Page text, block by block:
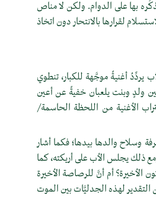
بها على الدوام. ولكن لا مناص
لقرارها بالانتحار دون اتخاذ
يردِّدُ أغنيةً موجَّهة للكبار، تنطوي
ولدٍ وبنت يلعبان خفيةً عن أعين
الأغنية من اللحظة الحاسمة/
وسلاح والدها بيدها؛ فكما أشار
ذلك يجلس الأب على أريكته، كما
الأخيرة؟ أم أنَّ للرصاصة الأخيرة
لهذه الجدليَّات بين الموت